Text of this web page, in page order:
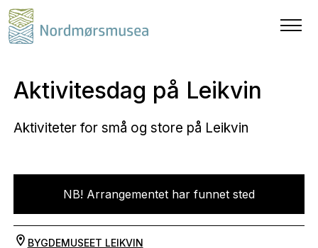
Aktivitesdag på Leikvin
Aktiviteter for små og store på Leikvin
NB! Arrangementet har funnet sted
BYGDEMUSEET LEIKVIN